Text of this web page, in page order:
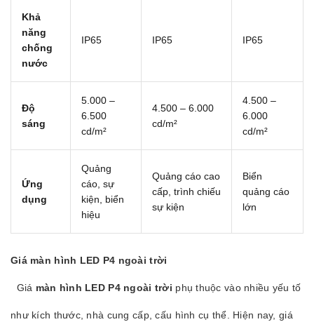
Khả
năng
chống
nước
IP65 IP65 IP65
Độ
sáng
5.000 –
6.500
cd/m²
4.500 – 6.000
cd/m²
4.500 –
6.000
cd/m²
Ứng
dụng
Quảng
cáo, sự
kiện, biển
hiệu
Quảng cáo cao
cấp, trình chiếu
sự kiện
Biển
quảng cáo
lớn
Giá màn hình LED P4 ngoài trời
Giá màn hình LED P4 ngoài trời phụ thuộc vào nhiều yếu tố
như kích thước, nhà cung cấp, cấu hình cụ thể. Hiện nay, giá